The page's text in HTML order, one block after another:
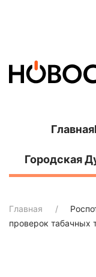
Главная
Городская
Главная
проверок табачных